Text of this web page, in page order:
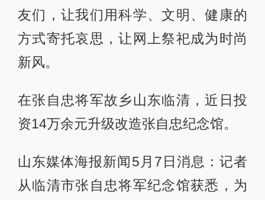
友们，让我们用科学、文明、健康的
方式寄托哀思，让网上祭祀成为时尚
新风。
在张自忠将军故乡山东临清，近日投
资14万余元升级改造张自忠纪念馆。
山东媒体海报新闻5月7日消息：记者
从临清市张自忠将军纪念馆获悉，为